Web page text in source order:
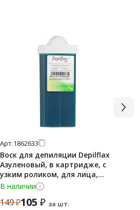
Арт.1862633
Воск для депиляции Depilflax
Азуленовый, в картридже, с
узким роликом, для лица,
110г
В наличии
149₽105 ₽ за шт.